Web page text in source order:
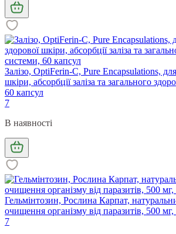
Залізо, OptiFerin-C, Pure Encapsulations,
шкіри, абсорбції заліза та загального
60 капсул
7
В наявності
Гельмінтозин, Рослина Карпат,
очищення організму від паразитів, 500
7